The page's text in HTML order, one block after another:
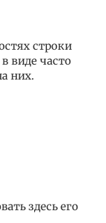
строки
виде часто
них.
здесь его